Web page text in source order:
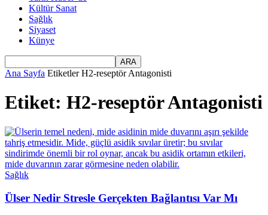
Kültür Sanat
Sağlık
Siyaset
Künye
Ana Sayfa Etiketler H2-reseptör Antagonisti
Etiket: H2-reseptör Antagonisti
Sağlık
Ülser Nedir Stresle Gerçekten Bağlantısı Var Mı